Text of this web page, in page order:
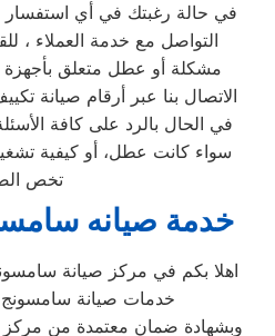
في حالة رغبتك في أي استفسار
التواصل مع خدمة العملاء ،
مشكلة أو عطل متعلق
الاتصال بنا عبر أرقام صيانة
في الحال بالرد على كافة
سواء كانت عطل، أو كيفية
تخص
خدمة صيانه
اهلا بكم في مركز صيانة
خدمات صيانة سامسونج
وبشهادة ضمان معتمدة من مركز